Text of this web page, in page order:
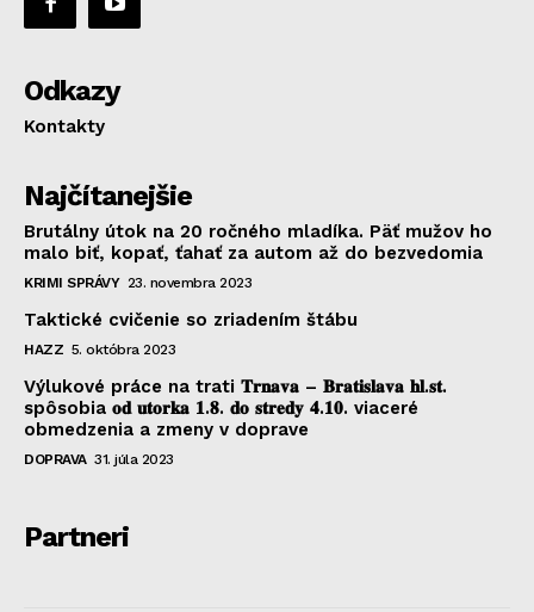
Odkazy
Kontakty
Najčítanejšie
Brutálny útok na 20 ročného mladíka. Päť mužov ho
malo biť, kopať, ťahať za autom až do bezvedomia
KRIMI SPRÁVY 23. novembra 2023
Taktické cvičenie so zriadením štábu
HAZZ 5. októbra 2023
Výlukové práce na trati 𝐓𝐫𝐧𝐚𝐯𝐚 – 𝐁𝐫𝐚𝐭𝐢𝐬𝐥𝐚𝐯𝐚 𝐡𝐥.𝐬𝐭.
spôsobia 𝐨𝐝 𝐮𝐭𝐨𝐫𝐤𝐚 𝟏.𝟖. 𝐝𝐨 𝐬𝐭𝐫𝐞𝐝𝐲 𝟒.𝟏𝟎. viaceré
obmedzenia a zmeny v doprave
DOPRAVA 31. júla 2023
Partneri